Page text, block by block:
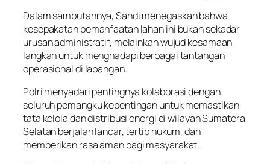
Dalam sambutannya, Sandi menegaskan bahwa
kesepakatan pemanfaatan lahan ini bukan sekadar
urusan administratif, melainkan wujud kesamaan
langkah untuk menghadapi berbagai tantangan
operasional di lapangan.
Polri menyadari pentingnya kolaborasi dengan
seluruh pemangku kepentingan untuk memastikan
tata kelola dan distribusi energi di wilayah Sumatera
Selatan berjalan lancar, tertib hukum, dan
memberikan rasa aman bagi masyarakat.